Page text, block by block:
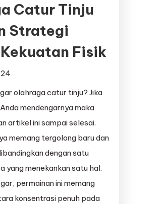
Catur Tinju
Strategi
Fisik
olahraga catur tinju? Jika
mendengarnya maka
artikel ini sampai selesai.
memang tergolong baru dan
dengan satu
yang menekankan satu hal.
permainan ini memang
konsentrasi penuh pada